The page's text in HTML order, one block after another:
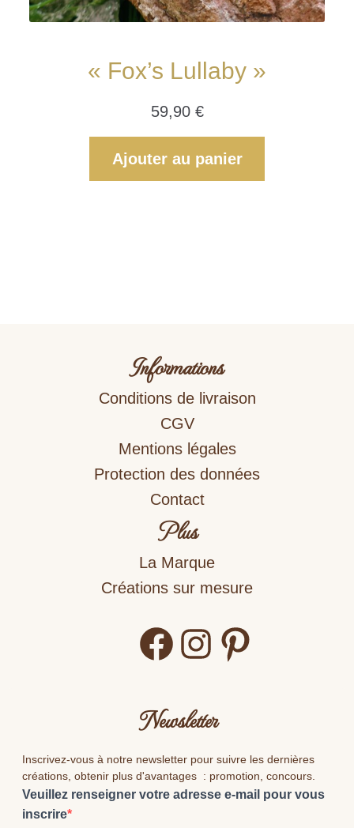
« Fox’s Lullaby »
59,90 €
Ajouter au panier
Newsletter
Inscrivez-vous à notre newsletter pour suivre les dernières
créations, obtenir plus d'avantages : promotion, concours.
Veuillez renseigner votre adresse e-mail pour vous
inscrire
Informations
Conditions de livraison
CGV
Mentions légales
Protection des données
Contact
Plus
La Marque
Créations sur mesure
FacebookInstagram